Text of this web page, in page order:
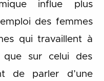
influe plus
des femmes
qui travaillent à
que sur celui des
de parler d’une